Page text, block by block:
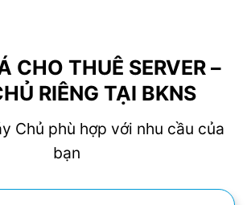
CHO THUÊ SERVER –
RIÊNG TẠI BKNS
Chủ phù hợp với nhu cầu của
bạn